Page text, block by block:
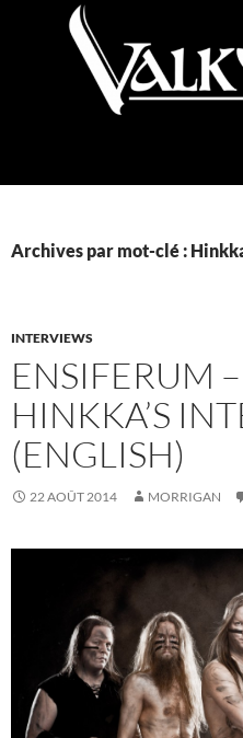
Archives par mot-clé :
INTERVIEWS
ENSIFERUM
HINKKA’S
(ENGLISH)
22 AOÛT 2014 MORRIGAN